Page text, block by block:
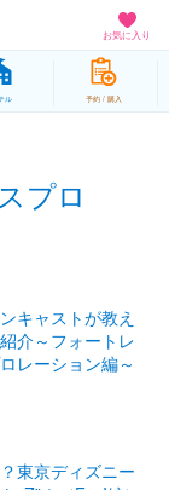
お気に入り
ル 予約 / 購入
プロ
キャストが教え
介～フォートレ
レーション編～
東京ディズニー